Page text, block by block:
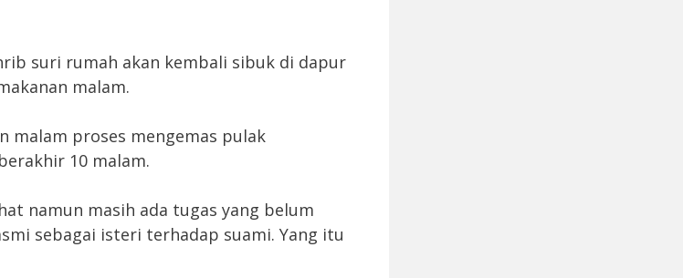
suri rumah akan kembali sibuk di dapur
malam.
malam proses mengemas pulak
10 malam.
namun masih ada tugas yang belum
sebagai isteri terhadap suami. Yang itu